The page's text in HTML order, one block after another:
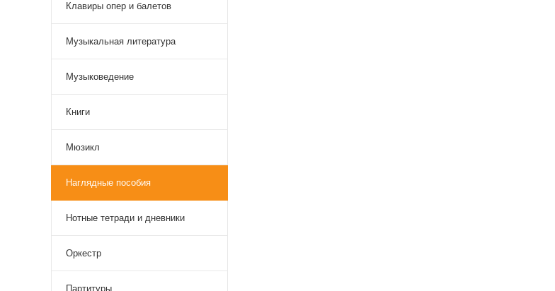
Клавиры опер и балетов
Музыкальная литература
Музыковедение
Книги
Мюзикл
Наглядные пособия
Нотные тетради и дневники
Оркестр
Партитуры